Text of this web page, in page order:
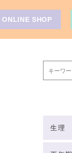
生理
ONLINE SHOP